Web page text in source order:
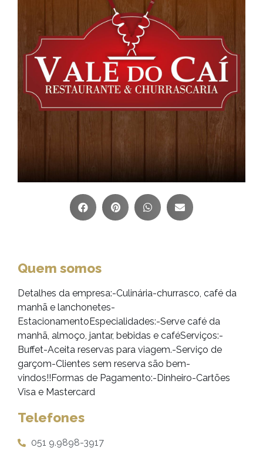
Quem somos
Detalhes da empresa:-Culinária-churrasco, café da
manhã e lanchonetes-
EstacionamentoEspecialidades:-Serve café da
manhã, almoço, jantar, bebidas e caféServiços:-
Buffet-Aceita reservas para viagem.-Serviço de
garçom-Clientes sem reserva são bem-
vindos!!Formas de Pagamento:-Dinheiro-Cartões
Visa e Mastercard
Telefones
051 9.9898-3917